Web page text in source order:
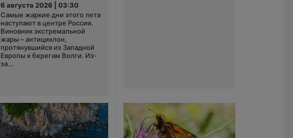
6 августа 2026 | 03:30
Самые жаркие дни этого лета
наступают в центре России.
Виновник экстремальной
жары – антициклон,
протянувшийся из Западной
Европы к берегам Волги. Из-
за...